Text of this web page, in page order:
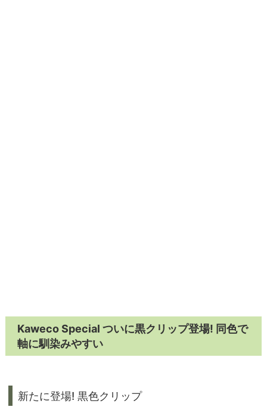
Kaweco Special ついに黒クリップ登場! 同色で
軸に馴染みやすい
新たに登場! 黒色クリップ